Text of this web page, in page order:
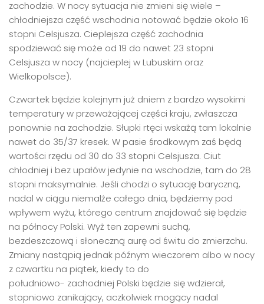
zachodzie. W nocy sytuacja nie zmieni się wiele –
chłodniejsza część wschodnia notować będzie około 16
stopni Celsjusza. Cieplejsza część zachodnia
spodziewać się może od 19 do nawet 23 stopni
Celsjusza w nocy (najcieplej w Lubuskim oraz
Wielkopolsce).
Czwartek będzie kolejnym już dniem z bardzo wysokimi
temperatury w przeważającej części kraju, zwłaszcza
ponownie na zachodzie. Słupki rtęci wskażą tam lokalnie
nawet do 35/37 kresek. W pasie środkowym zaś będą
wartości rzędu od 30 do 33 stopni Celsjusza. Ciut
chłodniej i bez upałów jedynie na wschodzie, tam do 28
stopni maksymalnie. Jeśli chodzi o sytuację baryczną,
nadal w ciągu niemalże całego dnia, będziemy pod
wpływem wyżu, którego centrum znajdować się będzie
na północy Polski. Wyż ten zapewni suchą,
bezdeszczową i słoneczną aurę od świtu do zmierzchu.
Zmiany nastąpią jednak późnym wieczorem albo w nocy
z czwartku na piątek, kiedy to do
południowo- zachodniej Polski będzie się wdzierał,
stopniowo zanikający, aczkolwiek mogący nadal